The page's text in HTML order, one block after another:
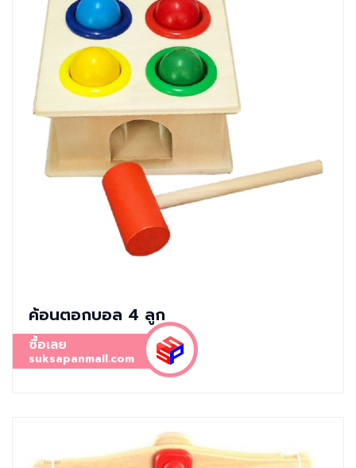
ค้อนตอกบอล 4 ลูก
ซื้อเลย
suksapanmall.com